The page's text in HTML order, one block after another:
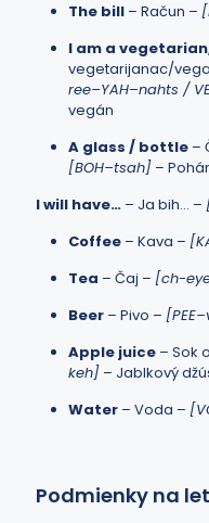
The bill – Račun –
I am a
vegetarijanac/
ree–YAH–nahts /
vegán
A glass / bottle –
[BOH–tsah] –
I will have… – Ja bih… –
Coffee – Kava –
Tea – Čaj – [ch-
Beer – Pivo –
Apple juice – Sok
keh] – Jablkový
Water – Voda –
Podmienky na